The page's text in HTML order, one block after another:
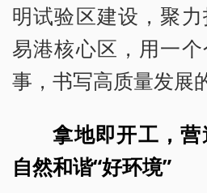
明试验区建设，聚
易港核心区，用一
事，书写高质量发展
拿地即开工，
自然和谐“好环境”